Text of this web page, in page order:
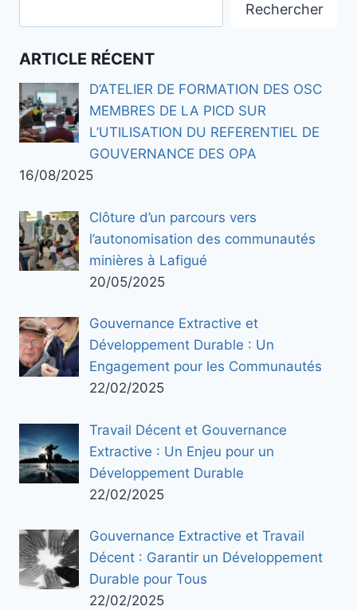
Rechercher
ARTICLE RÉCENT
D’ATELIER DE FORMATION DES OSC
MEMBRES DE LA PICD SUR
L’UTILISATION DU REFERENTIEL DE
GOUVERNANCE DES OPA
16/08/2025
Clôture d’un parcours vers
l’autonomisation des communautés
minières à Lafigué
20/05/2025
Gouvernance Extractive et
Développement Durable : Un
Engagement pour les Communautés
22/02/2025
Travail Décent et Gouvernance
Extractive : Un Enjeu pour un
Développement Durable
22/02/2025
Gouvernance Extractive et Travail
Décent : Garantir un Développement
Durable pour Tous
22/02/2025